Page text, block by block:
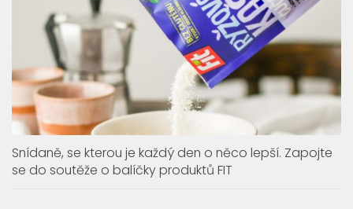
Snídaně, se kterou je každý den o něco lepší. Zapojte
se do soutěže o balíčky produktů FIT